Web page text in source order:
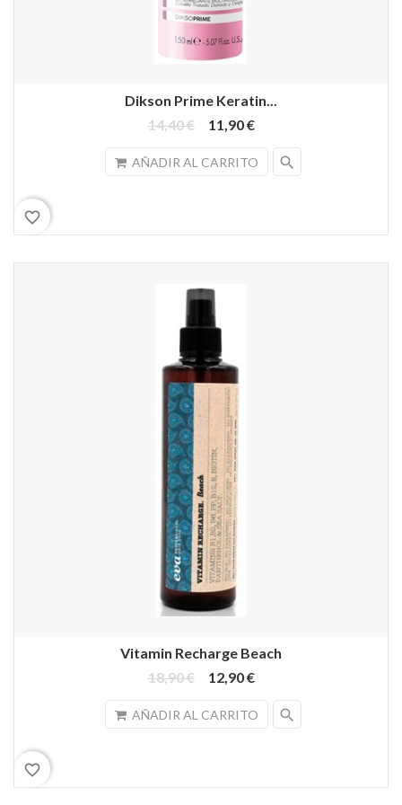
Dikson Prime Keratin...
14,40 €
11,90 €
AÑADIR AL CARRITO search
favorite_border
Vitamin Recharge Beach
18,90 €
12,90 €
AÑADIR AL CARRITO search
favorite_border